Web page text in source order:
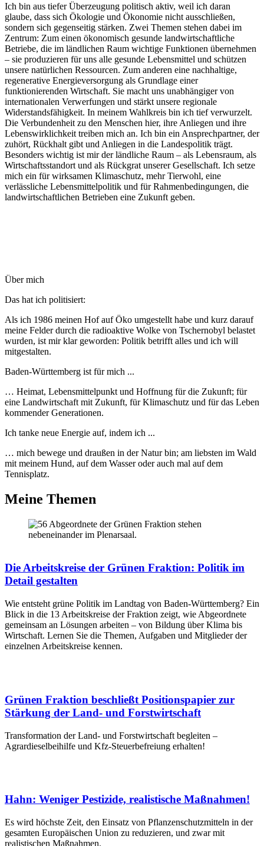
Ich bin aus tiefer Überzeugung politisch aktiv, weil ich daran
glaube, dass sich Ökologie und Ökonomie nicht ausschließen,
sondern sich gegenseitig stärken. Zwei Themen stehen dabei im
Zentrum: Zum einen ökonomisch gesunde landwirtschaftliche
Betriebe, die im ländlichen Raum wichtige Funktionen übernehmen
– sie produzieren für uns alle gesunde Lebensmittel und schützen
unsere natürlichen Ressourcen. Zum anderen eine nachhaltige,
regenerative Energieversorgung als Grundlage einer
funktionierenden Wirtschaft. Sie macht uns unabhängiger von
internationalen Verwerfungen und stärkt unsere regionale
Widerstandsfähigkeit. In meinem Wahlkreis bin ich tief verwurzelt.
Die Verbundenheit zu den Menschen hier, ihre Anliegen und ihre
Lebenswirklichkeit treiben mich an. Ich bin ein Ansprechpartner, der
zuhört, Rückhalt gibt und Anliegen in die Landespolitik trägt.
Besonders wichtig ist mir der ländliche Raum – als Lebensraum, als
Wirtschaftsstandort und als Rückgrat unserer Gesellschaft. Ich setze
mich ein für wirksamen Klimaschutz, mehr Tierwohl, eine
verlässliche Lebensmittelpolitik und für Rahmenbedingungen, die
landwirtschaftlichen Betrieben eine Zukunft geben.
Über mich
Das hat ich politisiert:
Als ich 1986 meinen Hof auf Öko umgestellt habe und kurz darauf
meine Felder durch die radioaktive Wolke von Tschernobyl belastet
wurden, ist mir klar geworden: Politik betrifft alles und ich will
mitgestalten.
Baden-Württemberg ist für mich ...
… Heimat, Lebensmittelpunkt und Hoffnung für die Zukunft; für
eine Landwirtschaft mit Zukunft, für Klimaschutz und für das Leben
kommender Generationen.
Ich tanke neue Energie auf, indem ich ...
… mich bewege und draußen in der Natur bin; am liebsten im Wald
mit meinem Hund, auf dem Wasser oder auch mal auf dem
Tennisplatz.
Meine Themen
Die Arbeitskreise der Grünen Fraktion: Politik im
Detail gestalten
Wie entsteht grüne Politik im Landtag von Baden-Württemberg? Ein
Blick in die 13 Arbeitskreise der Fraktion zeigt, wie Abgeordnete
gemeinsam an Lösungen arbeiten – von Bildung über Klima bis
Wirtschaft. Lernen Sie die Themen, Aufgaben und Mitglieder der
einzelnen Arbeitskreise kennen.
Grünen Fraktion beschließt Positionspapier zur
Stärkung der Land- und Forstwirtschaft
Transformation der Land- und Forstwirtschaft begleiten –
Agrardieselbeihilfe und Kfz-Steuerbefreiung erhalten!
Hahn: Weniger Pestizide, realistische Maßnahmen!
Es wird höchste Zeit, den Einsatz von Pflanzenschutzmitteln in der
gesamten Europäischen Union zu reduzieren, und zwar mit
realistischen Maßnahmen.